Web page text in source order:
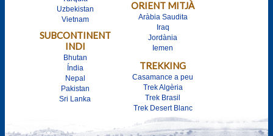
Uzbekistan
Vietnam
SUBCONTINENT
INDI
Bhutan
Índia
Nepal
Pakistan
Sri Lanka
ORIENT MITJÀ
Aràbia Saudita
Iraq
Jordània
Iemen
TREKKING
Casamance a peu
Trek Algèria
Trek Brasil
Trek Desert Blanc